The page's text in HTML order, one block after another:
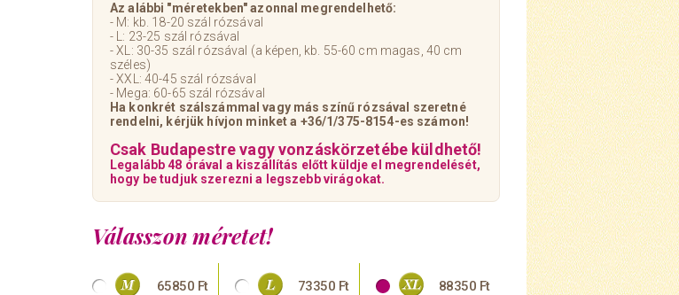
Az alábbi "méretekben" azonnal megrendelhető:
- M: kb. 18-20 szál rózsával
- L: 23-25 szál rózsával
- XL: 30-35 szál rózsával (a képen, kb. 55-60 cm magas, 40 cm
széles)
- XXL: 40-45 szál rózsával
- Mega: 60-65 szál rózsával
Ha konkrét szálszámmal vagy más színű rózsával szeretné
rendelni, kérjük hívjon minket a +36/1/375-8154-es számon!
Csak Budapestre vagy vonzáskörzetébe küldhető!
Legalább 48 órával a kiszállítás előtt küldje el megrendelését,
hogy be tudjuk szerezni a legszebb virágokat.
Válasszon méretet!
65850 Ft 73350 Ft 88350 Ft